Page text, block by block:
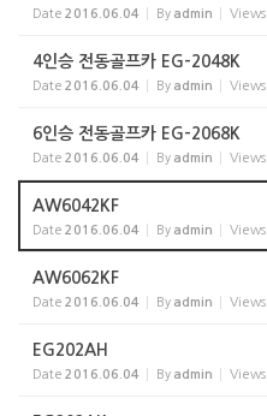
Date 2016.06.04 By admin Views
4인승 전동골프카 EG-2048K
Date 2016.06.04 By admin Views
6인승 전동골프카 EG-2068K
Date 2016.06.04 By admin Views
AW6042KF
Date 2016.06.04 By admin Views
AW6062KF
Date 2016.06.04 By admin Views
EG202AH
Date 2016.06.04 By admin Views